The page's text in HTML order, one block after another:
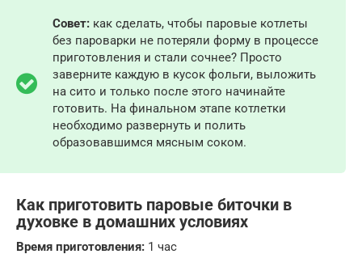
Совет: как сделать, чтобы паровые котлеты
без пароварки не потеряли форму в процессе
приготовления и стали сочнее? Просто
заверните каждую в кусок фольги, выложить
на сито и только после этого начинайте
готовить. На финальном этапе котлетки
необходимо развернуть и полить
образовавшимся мясным соком.
Как приготовить паровые биточки в
духовке в домашних условиях
Время приготовления: 1 час